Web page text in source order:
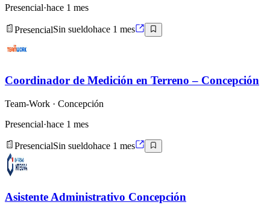
Presencial·hace 1 mes
PresencialSin sueldohace 1 mes
Coordinador de Medición en Terreno – Concepción
Team-Work · Concepción
Presencial·hace 1 mes
PresencialSin sueldohace 1 mes
Asistente Administrativo Concepción